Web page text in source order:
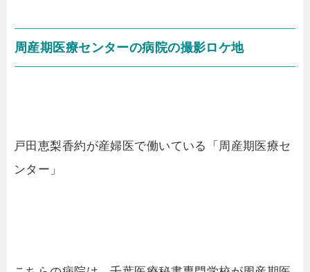
周産期医療センターの病院の撮影ロケ地
戸田恵梨香約が産婦医で働いている「周産期医療セ
ンター」